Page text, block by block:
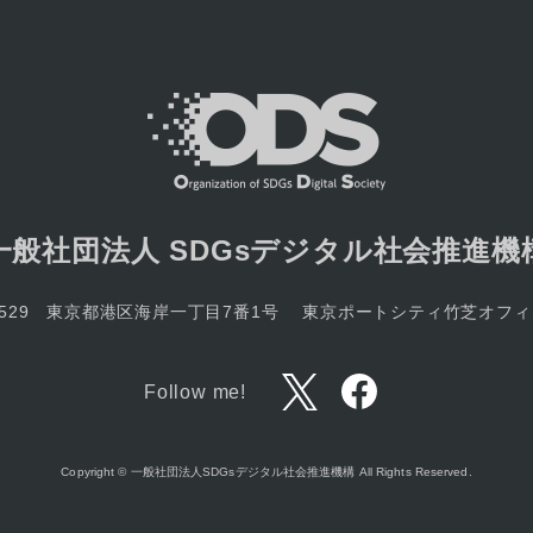
般社団法人 SDGsデジタル社会推進機
東京都港区海岸一丁目7番1号 東京ポートシティ竹芝オフ
Follow me!
Copyright © 一般社団法人SDGsデジタル社会推進機構 All Rights Reserved.